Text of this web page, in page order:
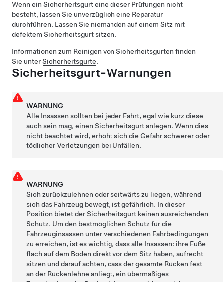
Wenn ein Sicherheitsgurt eine dieser Prüfungen nicht
besteht, lassen Sie unverzüglich eine Reparatur
durchführen. Lassen Sie niemanden auf einem Sitz mit
defektem Sicherheitsgurt sitzen.
Informationen zum Reinigen von Sicherheitsgurten finden
Sie unterSicherheitsgurte.
Sicherheitsgurt-Warnungen
WARNUNG
Alle Insassen sollten bei jeder Fahrt, egal wie kurz diese
auch sein mag, einen Sicherheitsgurt anlegen. Wenn dies
nicht beachtet wird, erhöht sich die Gefahr schwerer oder
tödlicher Verletzungen bei Unfällen.
WARNUNG
Sich zurückzulehnen oder seitwärts zu liegen, während
sich das Fahrzeug bewegt, ist gefährlich. In dieser
Position bietet der Sicherheitsgurt keinen ausreichenden
Schutz. Um den bestmöglichen Schutz für die
Fahrzeuginsassen unter verschiedenen Fahrbedingungen
zu erreichen, ist es wichtig, dass alle Insassen: ihre Füße
flach auf dem Boden direkt vor dem Sitz haben, aufrecht
sitzen und darauf achten, dass der gesamte Rücken fest
an der Rückenlehne anliegt, ein übermäßiges